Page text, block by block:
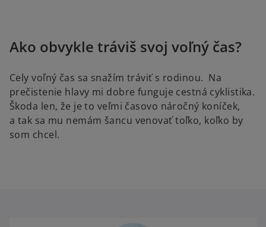
Ako obvykle tráviš svoj voľný čas?
Cely voľný čas sa snažím tráviť s rodinou. Na
prečistenie hlavy mi dobre funguje cestná cyklistika.
Škoda len, že je to veľmi časovo náročný koníček,
a tak sa mu nemám šancu venovať toľko, koľko by
som chcel.